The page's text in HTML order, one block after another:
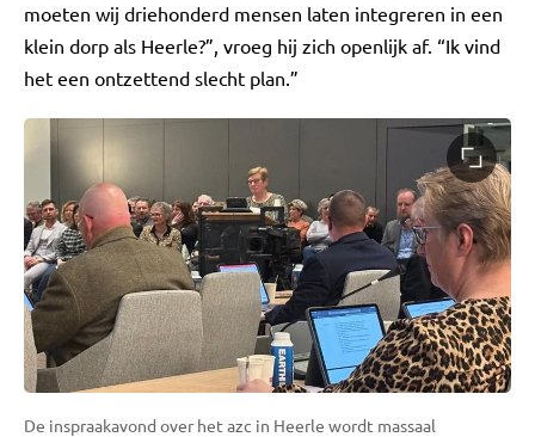
moeten wij driehonderd mensen laten integreren in een
klein dorp als Heerle?”, vroeg hij zich openlijk af. “Ik vind
het een ontzettend slecht plan.”
De inspraakavond over het azc in Heerle wordt massaal